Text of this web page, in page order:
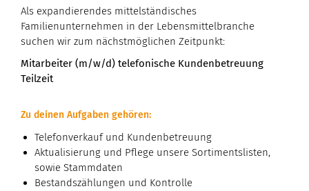
Als expandierendes mittelständisches
Familienunternehmen in der Lebensmittelbranche
suchen wir zum nächstmöglichen Zeitpunkt:
Mitarbeiter (m/w/d) telefonische Kundenbetreuung
Teilzeit
Zu deinen Aufgaben gehören:
Telefonverkauf und Kundenbetreuung
Aktualisierung und Pflege unsere Sortimentslisten,
sowie Stammdaten
Bestandszählungen und Kontrolle